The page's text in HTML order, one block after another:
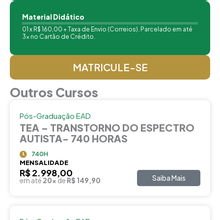
Material Didático
01 x R$ 160,00 + Taxa de Envio (Correios). Parcelado em até
3x no Cartão de Crédito.
MATRICULE-SE
Outros Cursos
Pós-Graduação EAD
TEA – TRANSTORNO DO ESPECTRO
AUTISTA- 740 HORAS
740H
MENSALIDADE
R$ 2.998,00
em até 20xde R$ 149,90 Saiba Mais